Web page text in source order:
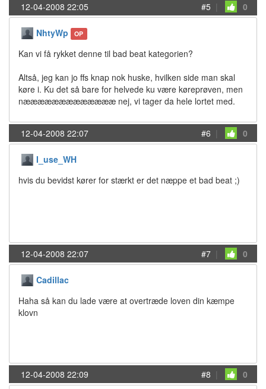
12-04-2008 22:05 #5 | 0
NhtyWp OP
Kan vi få rykket denne til bad beat kategorien?
Altså, jeg kan jo ffs knap nok huske, hvilken side man skal
køre i. Ku det så bare for helvede ku være køreprøven, men
næææææææææææææ nej, vi tager da hele lortet med.
12-04-2008 22:07 #6 | 0
I_use_WH
hvis du bevidst kører for stærkt er det næppe et bad beat ;)
12-04-2008 22:07 #7 | 0
Cadillac
Haha så kan du lade være at overtræde loven din kæmpe
klovn
12-04-2008 22:09 #8 | 0